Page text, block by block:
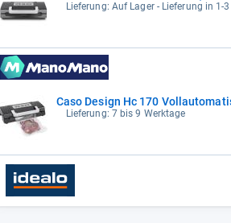
Lieferung: Auf Lager - Lieferung in 1-
Caso Design Hc 170
Lieferung: 7 bis 9 Werktage